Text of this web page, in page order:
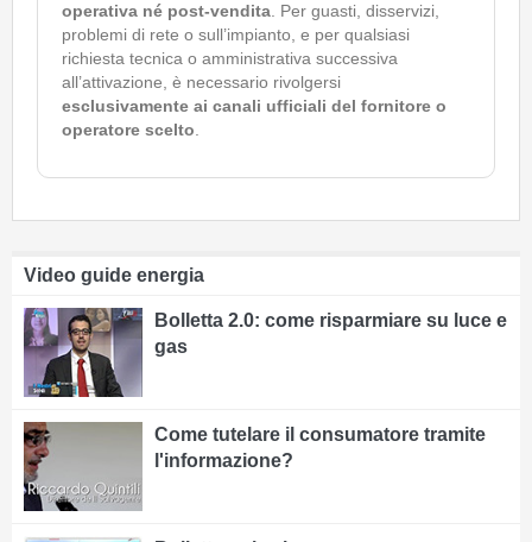
operativa né post-vendita . Per guasti, disservizi,
problemi di rete o sull’impianto, e per qualsiasi
richiesta tecnica o amministrativa successiva
all’attivazione, è necessario rivolgersi
esclusivamente ai canali ufficiali del fornitore o
operatore scelto
Video guide energia
Bolletta 2.0: come risparmiare su luce e
gas
Come tutelare il consumatore tramite
l'informazione?